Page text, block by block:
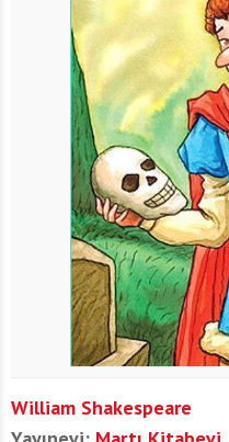
William Shakespeare